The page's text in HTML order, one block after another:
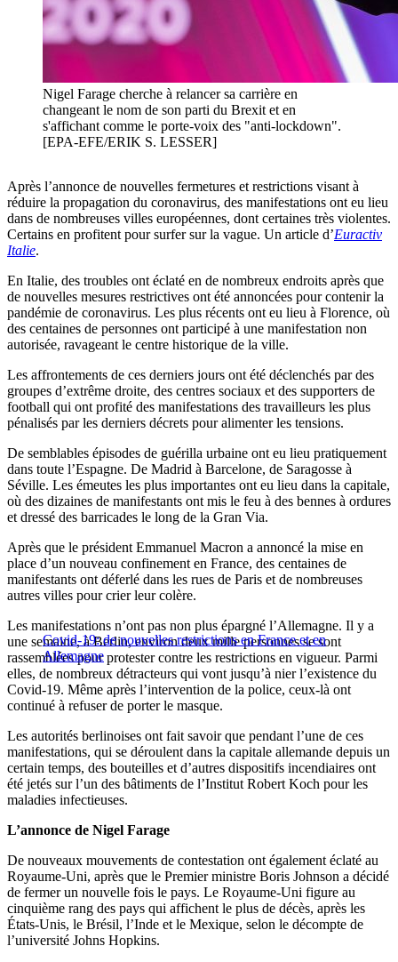
Nigel Farage cherche à relancer sa carrière en
changeant le nom de son parti du Brexit et en
s'affichant comme le porte-voix des "anti-lockdown".
[EPA-EFE/ERIK S. LESSER]
Après l’annonce de nouvelles fermetures et restrictions visant à
réduire la propagation du coronavirus, des manifestations ont eu lieu
dans de nombreuses villes européennes, dont certaines très violentes.
Certains en profitent pour surfer sur la vague. Un article d’Euractiv
Italie.
En Italie, des troubles ont éclaté en de nombreux endroits après que
de nouvelles mesures restrictives ont été annoncées pour contenir la
pandémie de coronavirus. Les plus récents ont eu lieu à Florence, où
des centaines de personnes ont participé à une manifestation non
autorisée, ravageant le centre historique de la ville.
Les affrontements de ces derniers jours ont été déclenchés par des
groupes d’extrême droite, des centres sociaux et des supporters de
football qui ont profité des manifestations des travailleurs les plus
pénalisés par les derniers décrets pour alimenter les tensions.
De semblables épisodes de guérilla urbaine ont eu lieu pratiquement
dans toute l’Espagne. De Madrid à Barcelone, de Saragosse à
Séville. Les émeutes les plus importantes ont eu lieu dans la capitale,
où des dizaines de manifestants ont mis le feu à des bennes à ordures
et dressé des barricades le long de la Gran Via.
Après que le président Emmanuel Macron a annoncé la mise en
place d’un nouveau confinement en France, des centaines de
manifestants ont déferlé dans les rues de Paris et de nombreuses
autres villes pour crier leur colère.
Covid-19: de nouvelles restrictions en France et en
Allemagne
Les manifestations n’ont pas non plus épargné l’Allemagne. Il y a
une semaine, à Berlin, environ deux mille personnes se sont
rassemblées pour protester contre les restrictions en vigueur. Parmi
elles, de nombreux détracteurs qui vont jusqu’à nier l’existence du
Covid-19. Même après l’intervention de la police, ceux-là ont
continué à refuser de porter le masque.
Les autorités berlinoises ont fait savoir que pendant l’une de ces
manifestations, qui se déroulent dans la capitale allemande depuis un
certain temps, des bouteilles et d’autres dispositifs incendiaires ont
été jetés sur l’un des bâtiments de l’Institut Robert Koch pour les
maladies infectieuses.
L’annonce de Nigel Farage
De nouveaux mouvements de contestation ont également éclaté au
Royaume-Uni, après que le Premier ministre Boris Johnson a décidé
de fermer un nouvelle fois le pays. Le Royaume-Uni figure au
cinquième rang des pays qui affichent le plus de décès, après les
États-Unis, le Brésil, l’Inde et le Mexique, selon le décompte de
l’université Johns Hopkins.